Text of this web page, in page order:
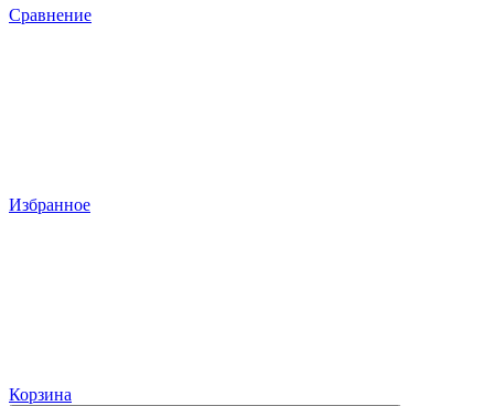
Сравнение
Избранное
Корзина